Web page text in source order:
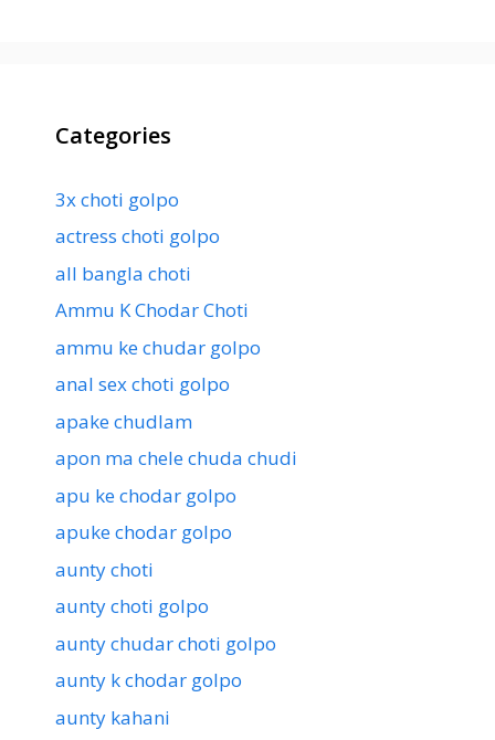
Categories
3x choti golpo
actress choti golpo
all bangla choti
Ammu K Chodar Choti
ammu ke chudar golpo
anal sex choti golpo
apake chudlam
apon ma chele chuda chudi
apu ke chodar golpo
apuke chodar golpo
aunty choti
aunty choti golpo
aunty chudar choti golpo
aunty k chodar golpo
aunty kahani